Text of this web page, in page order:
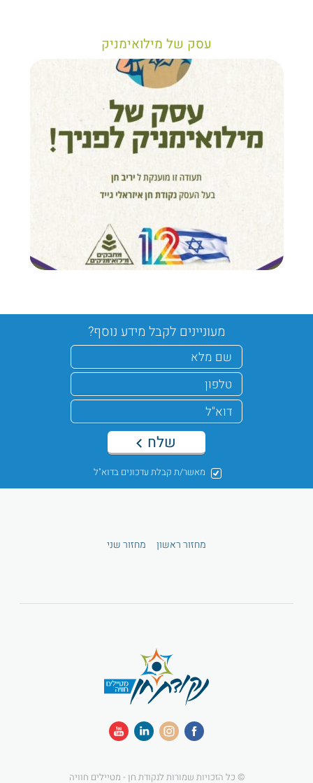
עסק של מילואימניק
מעוניינים לקבל מידע נוסף?
מאשר/ת קבלת עדכונים בדוא"ל
שלח
מחזור ראשון מחזור שני
© כל הזכויות שמורות לנקודת חן - מטיילים חוויה